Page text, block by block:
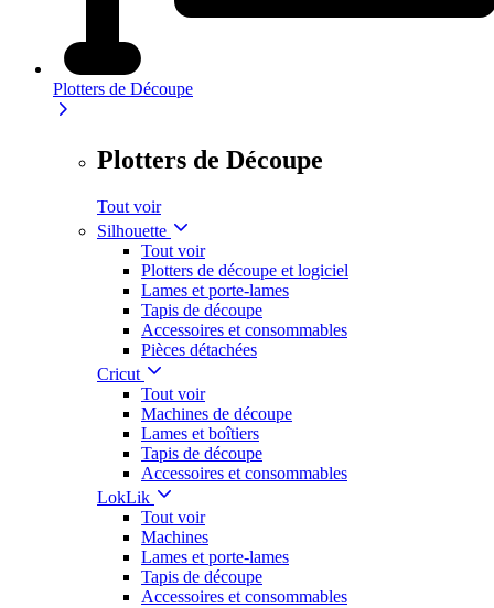
Plotters de Découpe
Plotters de Découpe
Tout voir
Silhouette
Tout voir
Plotters de découpe et logiciel
Lames et porte-lames
Tapis de découpe
Accessoires et consommables
Pièces détachées
Cricut
Tout voir
Machines de découpe
Lames et boîtiers
Tapis de découpe
Accessoires et consommables
LokLik
Tout voir
Machines
Lames et porte-lames
Tapis de découpe
Accessoires et consommables